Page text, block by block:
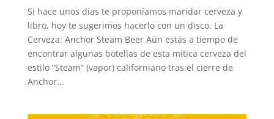
Si hace unos días te proponíamos maridar cerveza y
libro, hoy te sugerimos hacerlo con un disco. La
Cerveza: Anchor Steam Beer Aún estás a tiempo de
encontrar algunas botellas de esta mítica cerveza del
estilo “Steam” (vapor) californiano tras el cierre de
Anchor...